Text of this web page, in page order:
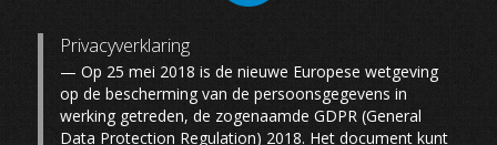
Privacyverklaring
— Op 25 mei 2018 is de nieuwe Europese wetgeving
op de bescherming van de persoonsgegevens in
werking getreden, de zogenaamde GDPR (General
Data Protection Regulation) 2018. Het document kunt